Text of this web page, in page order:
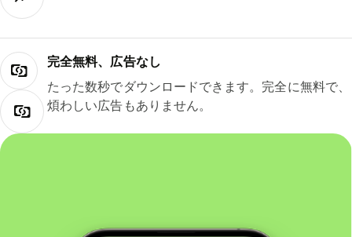
完全無料、広告なし
たった数秒でダウンロードできます。完全に無料で、
煩わしい広告もありません。